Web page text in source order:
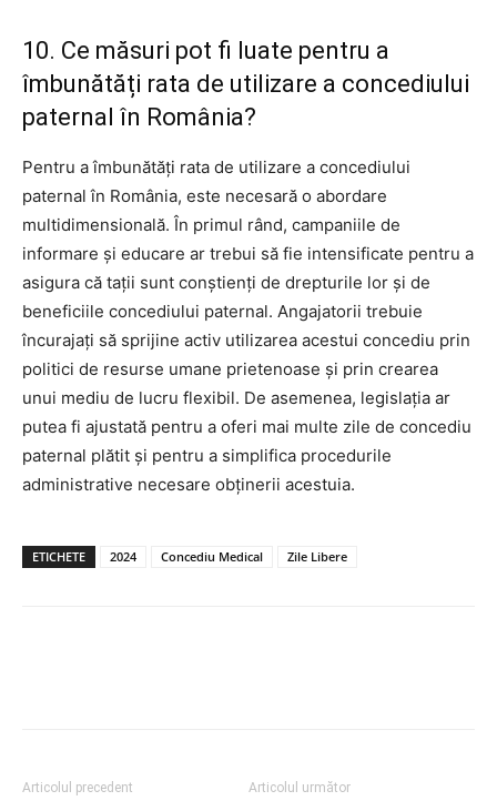
10. Ce măsuri pot fi luate pentru a
îmbunătăți rata de utilizare a concediului
paternal în România?
Pentru a îmbunătăți rata de utilizare a concediului
paternal în România, este necesară o abordare
multidimensională. În primul rând, campaniile de
informare și educare ar trebui să fie intensificate pentru a
asigura că tații sunt conștienți de drepturile lor și de
beneficiile concediului paternal. Angajatorii trebuie
încurajați să sprijine activ utilizarea acestui concediu prin
politici de resurse umane prietenoase și prin crearea
unui mediu de lucru flexibil. De asemenea, legislația ar
putea fi ajustată pentru a oferi mai multe zile de concediu
paternal plătit și pentru a simplifica procedurile
administrative necesare obținerii acestuia.
ETICHETE 2024 Concediu Medical Zile Libere
Articolul precedent Articolul următor